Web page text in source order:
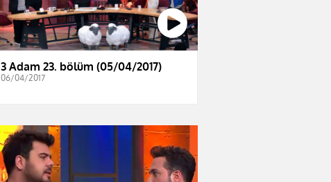
3 Adam 23. bölüm (05/04/2017)
06/04/2017